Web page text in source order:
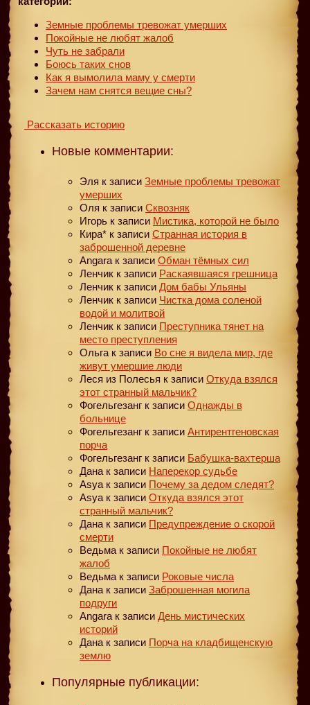
Земные проблемы тревожат умерших
Покойные не любят жалоб
Чуть не забрали
Боюсь таких снов
Как я вымолила маму у смерти
Зачем нам снятся вещие сны?
Рассказать историю
Новые комментарии:
Эля к записи Земные проблемы тревожат
умерших
Оля к записи Сквозняк
Игорь к записи Мистика, которой не было
Кира* к записи Странная история в
заброшенной деревне
Angara к записи Обман тёмных сил
Ленчик к записи Раскаявшаяся грешница
Ленчик к записи Дом бабы Ульяны
Ленчик к записи Чистка дома соленой
водой и молитвой
Ленчик к записи Преступника тянет на
место преступления
Ольга к записи Во сне я видела мир, где
живут умершие люди
Леся из Полесья к записи Откуда взялся
этот странный мальчик?
Фогельгезанг к записи Однажды в
больнице
Фогельгезанг к записи Антирентгеновская
порча
Фогельгезанг к записи Бабушка-вахтерша
Дана к записи Наперекор судьбе
Asya к записи Почему за дедом следят?
Asya к записи Откуда взялся этот
странный мальчик?
Дана к записи Предупреждение о скорой
смерти
Ведьма к записи Покойные не любят
жалоб
Ведьма к записи Роковые числа
Дана к записи Заброшенная могила
подруги
Angara к записи День мистических
историй
Дана к записи Порча на кладбищенскую
землю
Популярные публикации: